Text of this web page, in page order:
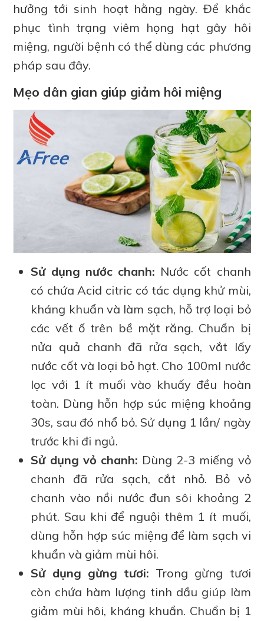
hưởng tới sinh hoạt hằng ngày. Để khắc
phục tình trạng viêm họng hạt gây hôi
miệng, người bệnh có thể dùng các phương
pháp sau đây.
Mẹo dân gian giúp giảm hôi miệng
Sử dụng nước chanh: Nước cốt chanh
có chứa Acid citric có tác dụng khử mùi,
kháng khuẩn và làm sạch, hỗ trợ loại bỏ
các vết ố trên bề mặt răng. Chuẩn bị
nửa quả chanh đã rửa sạch, vắt lấy
nước cốt và loại bỏ hạt. Cho 100ml nước
lọc với 1 ít muối vào khuấy đều hoàn
toàn. Dùng hỗn hợp súc miệng khoảng
30s, sau đó nhổ bỏ. Sử dụng 1 lần/ ngày
trước khi đi ngủ.
Sử dụng vỏ chanh: Dùng 2-3 miếng vỏ
chanh đã rửa sạch, cắt nhỏ. Bỏ vỏ
chanh vào nồi nước đun sôi khoảng 2
phút. Sau khi để nguội thêm 1 ít muối,
dùng hỗn hợp súc miệng để làm sạch vi
khuẩn và giảm mùi hôi.
Sử dụng gừng tươi: Trong gừng tươi
còn chứa hàm lượng tinh dầu giúp làm
giảm mùi hôi, kháng khuẩn. Chuẩn bị 1